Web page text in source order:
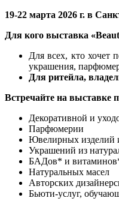
19-22 марта 2026 г. в
Для кого выставка
Для всех, кто хочет
украшения,
Для ритейла,
Встречайте на выставке
Декоративной и
Парфюмерии
Ювелирных изделий
Украшений из
БАДов* и
Натуральных масел
Авторских
Бьюти-услуг,